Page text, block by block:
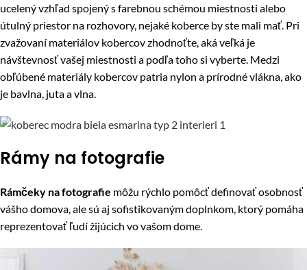
ucelený vzhľad spojený s farebnou schémou miestnosti alebo
útulný priestor na rozhovory, nejaké koberce by ste mali mať. Pri
zvažovaní materiálov kobercov zhodnoťte, aká veľká je
návštevnosť vašej miestnosti a podľa toho si vyberte. Medzi
obľúbené materiály kobercov patria nylon a prírodné vlákna, ako
je bavlna, juta a vlna.
Rámy na fotografie
Rámčeky na fotografie môžu rýchlo pomôcť definovať osobnosť
vášho domova, ale sú aj sofistikovaným doplnkom, ktorý pomáha
reprezentovať ľudí žijúcich vo vašom dome.